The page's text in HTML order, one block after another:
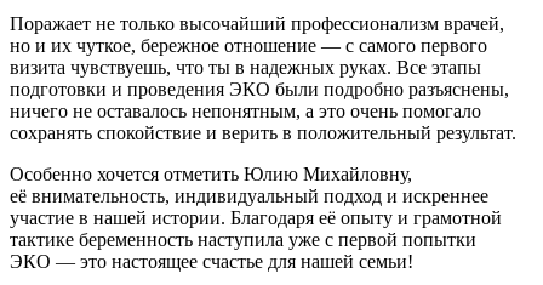
Поражает не только высочайший профессионализм врачей,
но и их чуткое, бережное отношение — с самого первого
визита чувствуешь, что ты в надежных руках. Все этапы
подготовки и проведения ЭКО были подробно разъяснены,
ничего не оставалось непонятным, а это очень помогало
сохранять спокойствие и верить в положительный результат.
Особенно хочется отметить Юлию Михайловну,
её внимательность, индивидуальный подход и искреннее
участие в нашей истории. Благодаря её опыту и грамотной
тактике беременность наступила уже с первой попытки
ЭКО — это настоящее счастье для нашей семьи!